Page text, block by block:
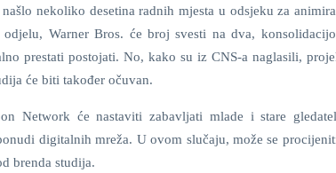
nekoliko desetina radnih mjesta u odsjeku za
Warner Bros. će broj svesti na dva,
prestati postojati. No, kako su iz CNS-a naglasili,
će biti također očuvan.
Network će nastaviti zabavljati mlade i stare
digitalnih mreža. U ovom slučaju, može se
brenda studija.